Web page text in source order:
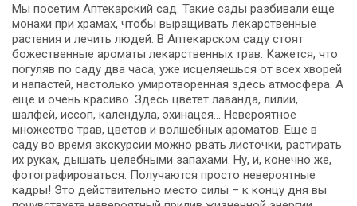
Мы посетим Аптекарский сад. Такие сады разбивали еще
монахи при храмах, чтобы выращивать лекарственные
растения и лечить людей. В Аптекарском саду стоят
божественные ароматы лекарственных трав. Кажется, что
погуляв по саду два часа, уже исцеляешься от всех хворей
и напастей, настолько умиротворенная здесь атмосфера. А
еще и очень красиво. Здесь цветет лаванда, лилии,
шалфей, иссоп, календула, эхинацея… Невероятное
множество трав, цветов и волшебных ароматов. Еще в
саду во время экскурсии можно рвать листочки, растирать
их руках, дышать целебными запахами. Ну, и, конечно же,
фотографироваться. Получаются просто невероятные
кадры! Это действительно место силы – к концу дня вы